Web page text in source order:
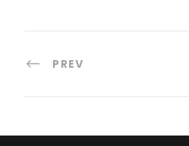
PREV